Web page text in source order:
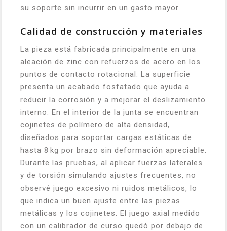
su soporte sin incurrir en un gasto mayor.
Calidad de construcción y materiales
La pieza está fabricada principalmente en una
aleación de zinc con refuerzos de acero en los
puntos de contacto rotacional. La superficie
presenta un acabado fosfatado que ayuda a
reducir la corrosión y a mejorar el deslizamiento
interno. En el interior de la junta se encuentran
cojinetes de polímero de alta densidad,
diseñados para soportar cargas estáticas de
hasta 8 kg por brazo sin deformación apreciable.
Durante las pruebas, al aplicar fuerzas laterales
y de torsión simulando ajustes frecuentes, no
observé juego excesivo ni ruidos metálicos, lo
que indica un buen ajuste entre las piezas
metálicas y los cojinetes. El juego axial medido
con un calibrador de curso quedó por debajo de